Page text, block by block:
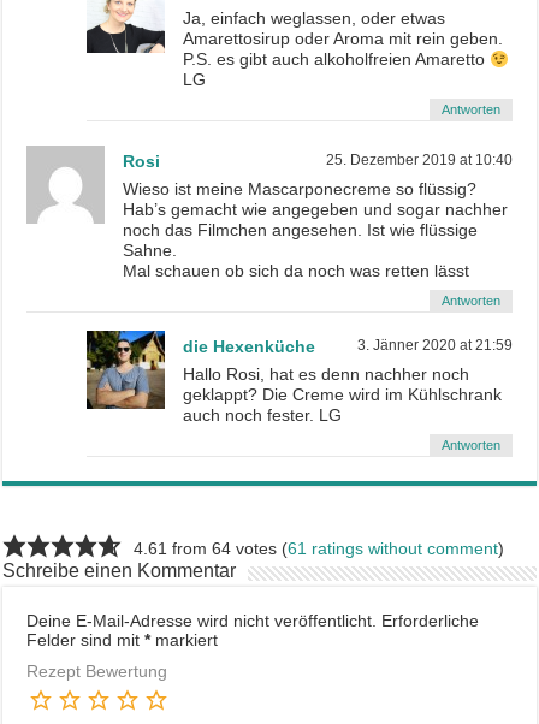
Ja, einfach weglassen, oder etwas
Amarettosirup oder Aroma mit rein geben.
P.S. es gibt auch alkoholfreien Amaretto
LG
Antworten
Rosi 25. Dezember 2019 at 10:40
Wieso ist meine Mascarponecreme so flüssig?
Hab’s gemacht wie angegeben und sogar nachher
noch das Filmchen angesehen. Ist wie flüssige
Sahne.
Mal schauen ob sich da noch was retten lässt
Antworten
die Hexenküche 3. Jänner 2020 at 21:59
Hallo Rosi, hat es denn nachher noch
geklappt? Die Creme wird im Kühlschrank
auch noch fester. LG
Antworten
4.61 from 64 votes (61 ratings without comment)
Schreibe einen Kommentar
Deine E-Mail-Adresse wird nicht veröffentlicht. Erforderliche
Felder sind mit*markiert
Rezept Bewertung